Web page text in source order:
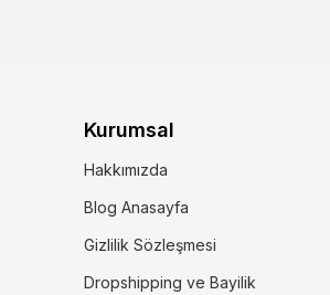
Kurumsal
Hakkımızda
Blog Anasayfa
Gizlilik Sözleşmesi
Dropshipping ve Bayilik